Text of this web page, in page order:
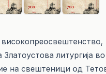
литургија во
на свештеници од